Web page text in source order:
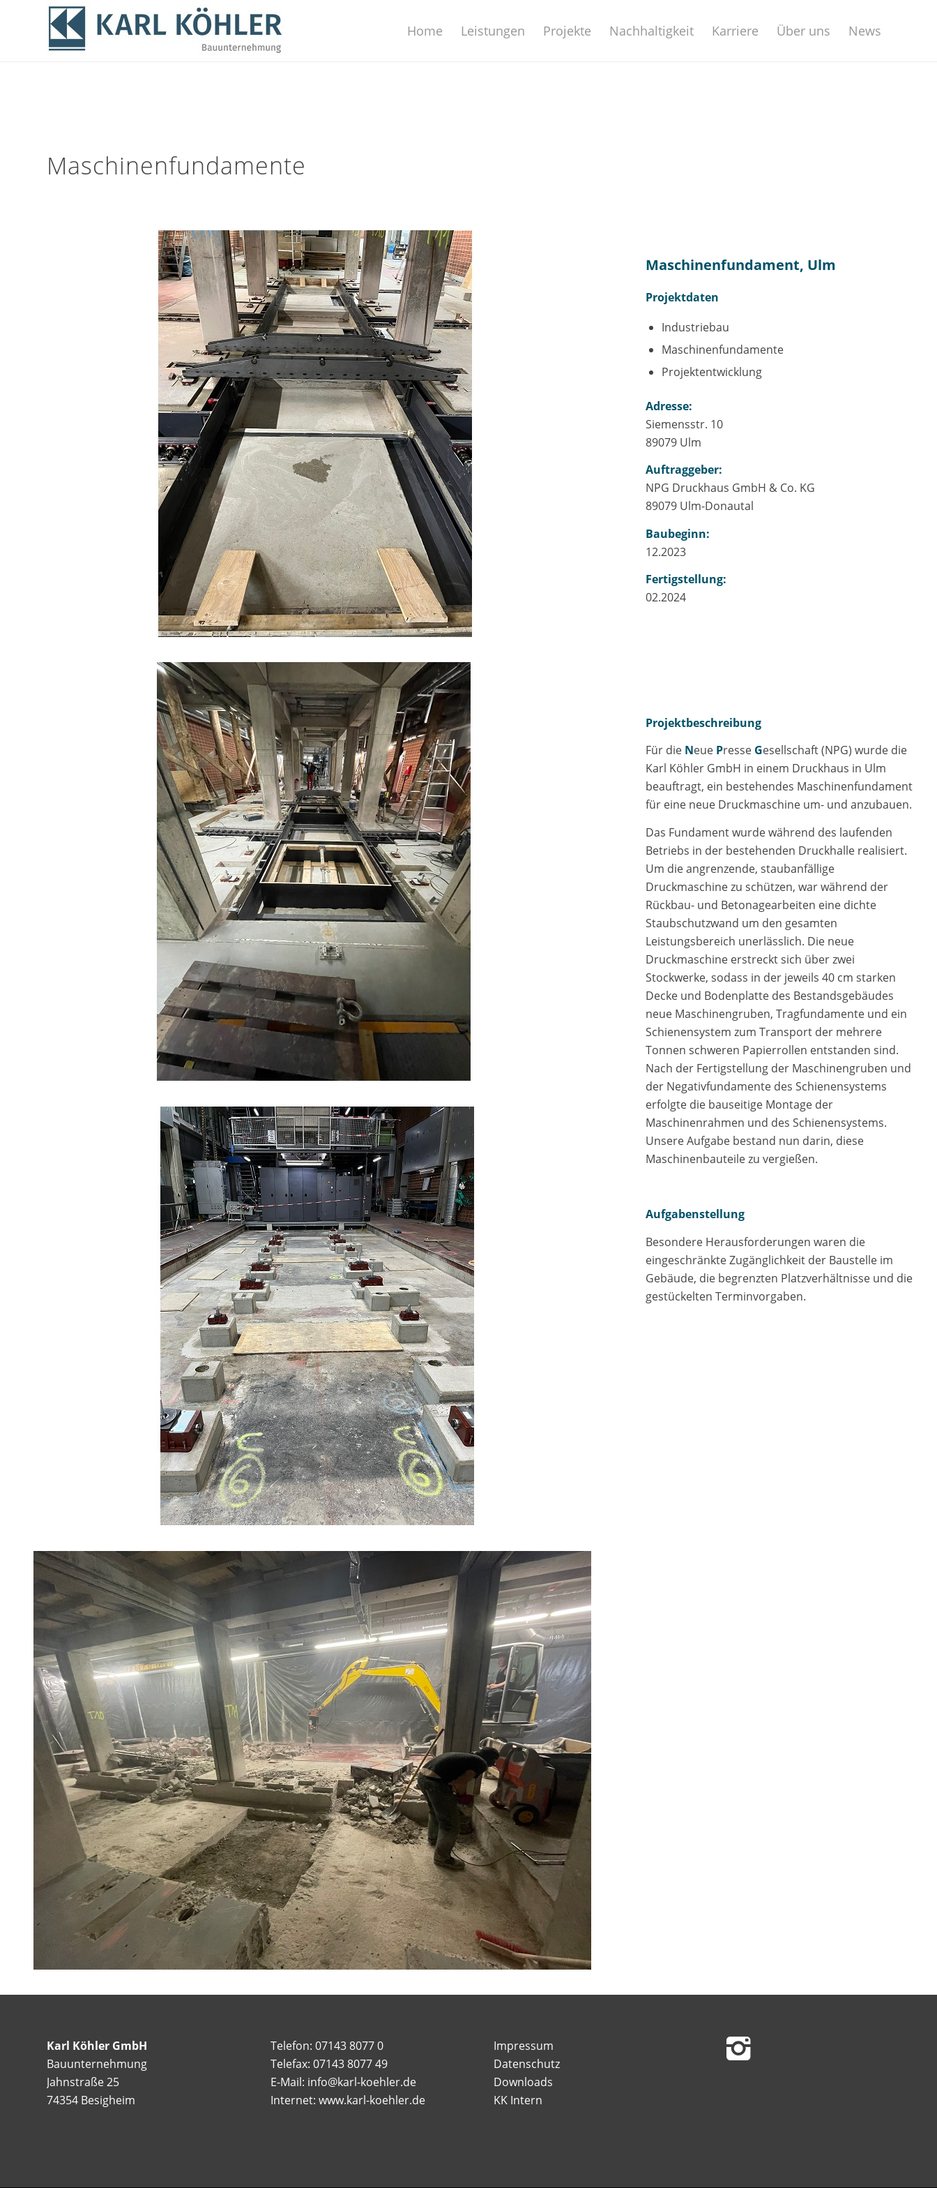
Home Leistungen Projekte Nachhaltigkeit Karriere Über uns News
Maschinenfundamente
Maschinenfundament, Ulm
Projektdaten
Industriebau
Maschinenfundamente
Projektentwicklung
Adresse:
Siemensstr. 10
89079 Ulm
Auftraggeber:
NPG Druckhaus GmbH & Co. KG
89079 Ulm-Donautal
Baubeginn:
12.2023
Fertigstellung:
02.2024
Projektbeschreibung
Für die Neue Presse Gesellschaft (NPG) wurde die
Karl Köhler GmbH in einem Druckhaus in Ulm
beauftragt, ein bestehendes Maschinenfundament
für eine neue Druckmaschine um- und anzubauen.
Das Fundament wurde während des laufenden
Betriebs in der bestehenden Druckhalle realisiert.
Um die angrenzende, staubanfällige
Druckmaschine zu schützen, war während der
Rückbau- und Betonagearbeiten eine dichte
Staubschutzwand um den gesamten
Leistungsbereich unerlässlich. Die neue
Druckmaschine erstreckt sich über zwei
Stockwerke, sodass in der jeweils 40 cm starken
Decke und Bodenplatte des Bestandsgebäudes
neue Maschinengruben, Tragfundamente und ein
Schienensystem zum Transport der mehrere
Tonnen schweren Papierrollen entstanden sind.
Nach der Fertigstellung der Maschinengruben und
der Negativfundamente des Schienensystems
erfolgte die bauseitige Montage der
Maschinenrahmen und des Schienensystems.
Unsere Aufgabe bestand nun darin, diese
Maschinenbauteile zu vergießen.
Aufgabenstellung
Besondere Herausforderungen waren die
eingeschränkte Zugänglichkeit der Baustelle im
Gebäude, die begrenzten Platzverhältnisse und die
gestückelten Terminvorgaben.
Karl Köhler GmbH
Bauunternehmung
Jahnstraße 25
74354 Besigheim
Telefon: 07143 8077 0
Telefax: 07143 8077 49
E-Mail: info@karl-koehler.de
Internet: www.karl-koehler.de
Impressum
Datenschutz
Downloads
KK Intern